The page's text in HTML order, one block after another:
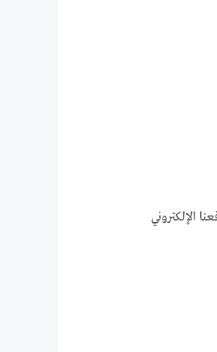
الإلكتروني